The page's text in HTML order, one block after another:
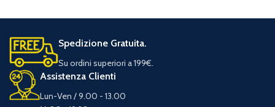
Spedizione Gratuita.
Su ordini superiori a 199€.
Assistenza Clienti
Lun-Ven / 9.00 - 13.00